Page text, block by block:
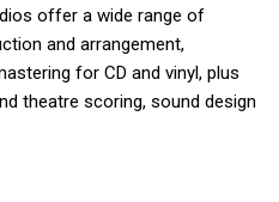
offer a wide range of
and arrangement,
for CD and vinyl, plus
theatre scoring, sound design